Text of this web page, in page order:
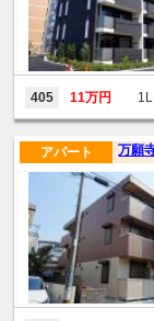
405 11万円
万願
アパート